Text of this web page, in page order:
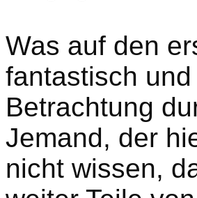
Was auf den
fantastisch
Betrachtung
Jemand, der
nicht wissen,